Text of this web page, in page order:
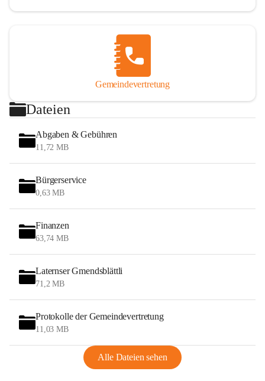
Gemeindevertretung
Dateien
Abgaben & Gebühren
11,72 MB
Bürgerservice
0,63 MB
Finanzen
63,74 MB
Laternser Gmendsblättli
71,2 MB
Protokolle der Gemeindevertretung
11,03 MB
Alle Dateien sehen